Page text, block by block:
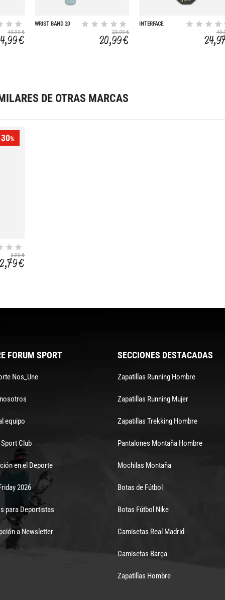
49,99 €
€
WRIST BAND 20
29,99 €
20,99 €
INTERFACE
DE OTRAS MARCAS
%
3,99 €
2,79 €
FORUM SPORT
Nos_Une
equipo
Club
en el Deporte
2026
para Deportistas
a Newsletter
SECCIONES DESTACADAS
Zapatillas Running Hombre
Zapatillas Running Mujer
Zapatillas Trekking Hombre
Pantalones Montaña Hombre
Mochilas Montaña
Botas de Fútbol
Botas Fútbol Nike
Camisetas Real Madrid
Camisetas Barça
Zapatillas Hombre